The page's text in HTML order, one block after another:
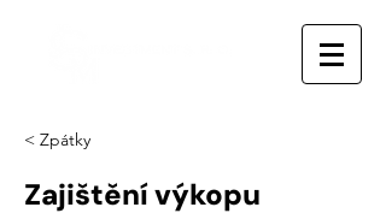
< Zpátky
Zajištění výkopu